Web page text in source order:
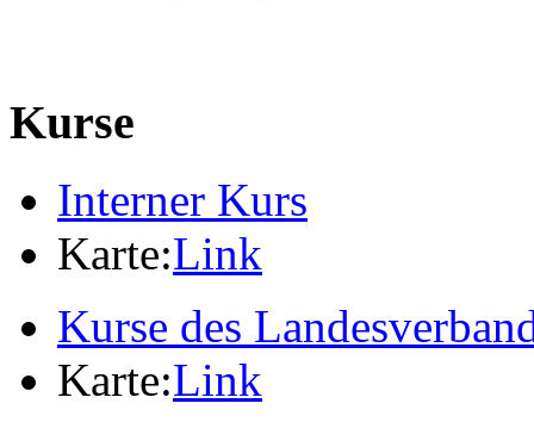
Kurse
Interner Kurs
Karte:Link
Kurse des
Karte:Link